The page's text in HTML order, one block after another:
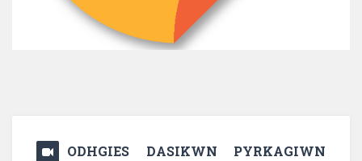
ODHGIES DASIKWN PYRKAGIWN